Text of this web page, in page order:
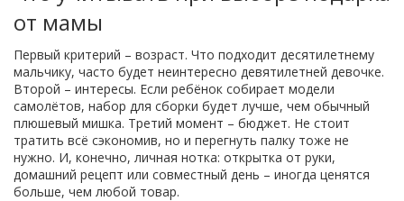
от мамы
Первый критерий – возраст. Что подходит десятилетнему
мальчику, часто будет неинтересно девятилетней девочке.
Второй – интересы. Если ребёнок собирает модели
самолётов, набор для сборки будет лучше, чем обычный
плюшевый мишка. Третий момент – бюджет. Не стоит
тратить всё сэкономив, но и перегнуть палку тоже не
нужно. И, конечно, личная нотка: открытка от руки,
домашний рецепт или совместный день – иногда ценятся
больше, чем любой товар.